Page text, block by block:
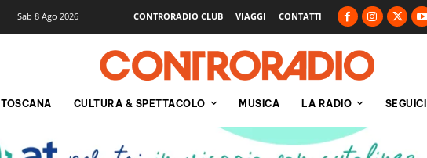
Sab 8 Ago 2026 CONTRORADIO CLUB VIAGGI CONTATTI
TOSCANA CULTURA & SPETTACOLO MUSICA LA RADIO SEGUICI